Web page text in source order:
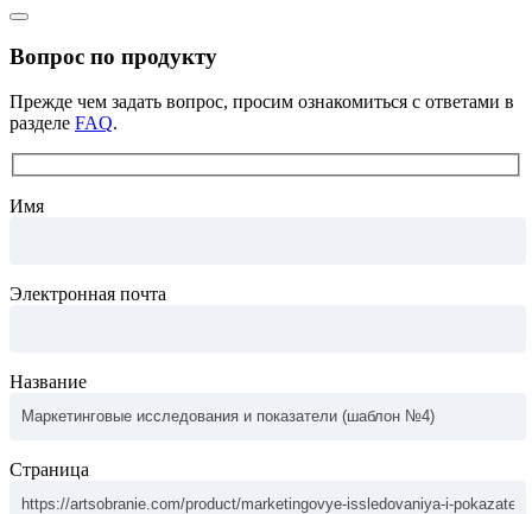
Вопрос по продукту
Прежде чем задать вопрос, просим ознакомиться с ответами в
разделе FAQ.
Имя
Электронная почта
Название
Страница